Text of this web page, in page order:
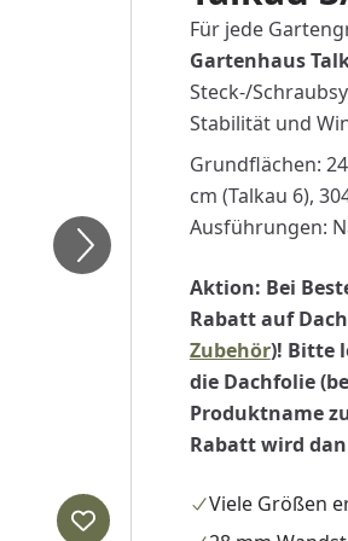
Produkt zur Wunschliste
Für jede
Gartenhaus
Steck-/
Stabilität und
Grundflächen:
cm (Talkau 6),
Ausführungen:
Aktion: Bei
Rabatt auf
Zubehör)! Bitte
die Dachfolie
Produktname
Rabatt wird
Viele Größen